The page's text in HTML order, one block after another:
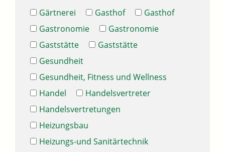
Gärtnerei
Gasthof
Gasthof
Gastronomie
Gastronomie
Gaststätte
Gaststätte
Gesundheit
Gesundheit, Fitness und Wellness
Handel
Handelsvertreter
Handelsvertretungen
Heizungsbau
Heizungs-und Sanitärtechnik